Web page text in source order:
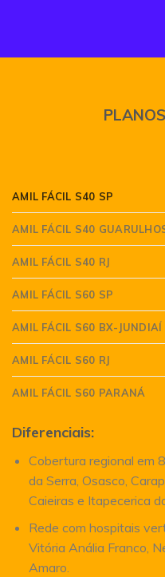
AMIL FÁCIL S40 SP
AMIL FÁCIL S40
AMIL FÁCIL S40 RJ
AMIL FÁCIL S60 SP
AMIL FÁCIL S60 BX-JUNDIAÍ
AMIL FÁCIL S60 RJ
AMIL FÁCIL S60 PARANÁ
Diferenciais:
Cobertura regional em
da Serra, Osasco,
Caieiras e Itapecerica
Rede com hospitais
Vitória Anália Franco,
Amaro.